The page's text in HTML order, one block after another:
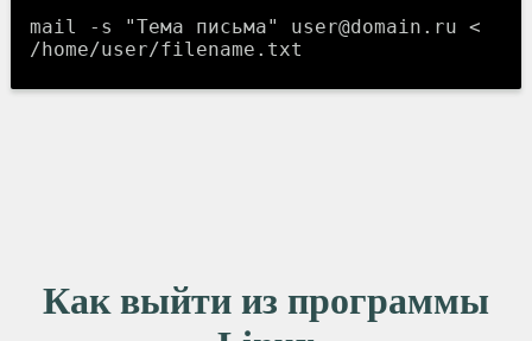
mail -s "Тема письма" user@domain.ru <
/home/user/filename.txt
Как выйти из программы